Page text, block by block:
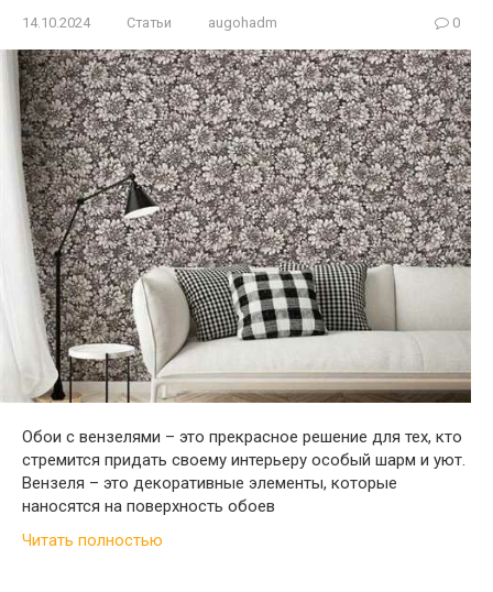
14.10.2024 Статьи augohadm 0
Обои с вензелями – это прекрасное решение для тех, кто
стремится придать своему интерьеру особый шарм и уют.
Вензеля – это декоративные элементы, которые
наносятся на поверхность обоев
Читать полностью